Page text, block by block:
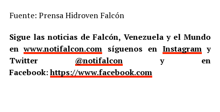
Fuente: Prensa Hidroven Falcón
Sigue las noticias de Falcón, Venezuela y el Mundo
enwww.notifalcon.com síguenos en Instagramy
Twitter @notifalcony en
Facebook:https://www.facebook.com